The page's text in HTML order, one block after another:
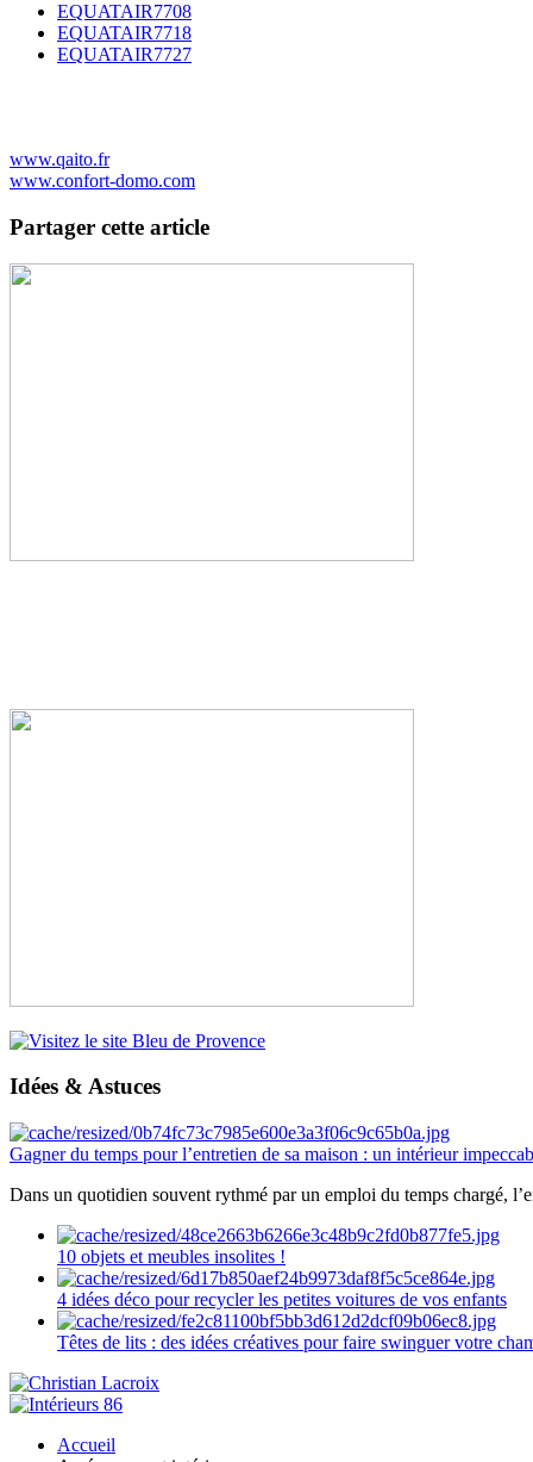
EQUATAIR7708
EQUATAIR7718
EQUATAIR7727
www.qaito.fr
www.confort-domo.com
Partager cette article
Idées & Astuces
Gagner du temps pour l’entretien de sa maison : un intérieur
Dans un quotidien souvent rythmé par un emploi du temps chargé,
10 objets et meubles insolites !
4 idées déco pour recycler les petites voitures de vos enfants
Têtes de lits : des idées créatives pour faire swinguer votre
Accueil